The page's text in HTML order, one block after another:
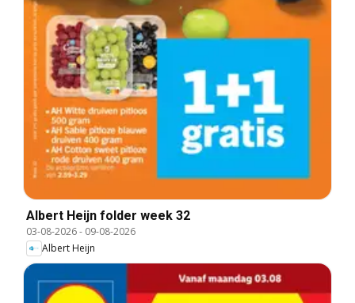
Albert Heijn folder week 32
03-08-2026- 09-08-2026
Albert Heijn